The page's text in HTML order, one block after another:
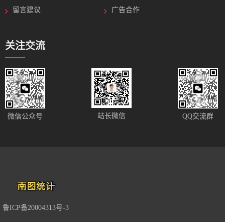
留言建议
广告合作
关注交流
微信公众号 站长微信 QQ交流群
鲁ICP备20004313号-3